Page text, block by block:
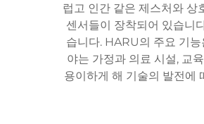
럽고 인간 같은 제스처와 상
센서들이 장착되어 있습니
습니다. HARU의 주요 기
야는 가정과 의료 시설, 교
용이하게 해 기술의 발전에